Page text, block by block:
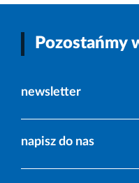
Pozostańmy
newsletter
napisz do nas